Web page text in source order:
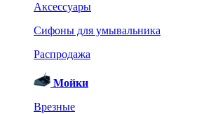
Аксессуары
Сифоны для умывальника
Распродажа
Мойки
Врезные